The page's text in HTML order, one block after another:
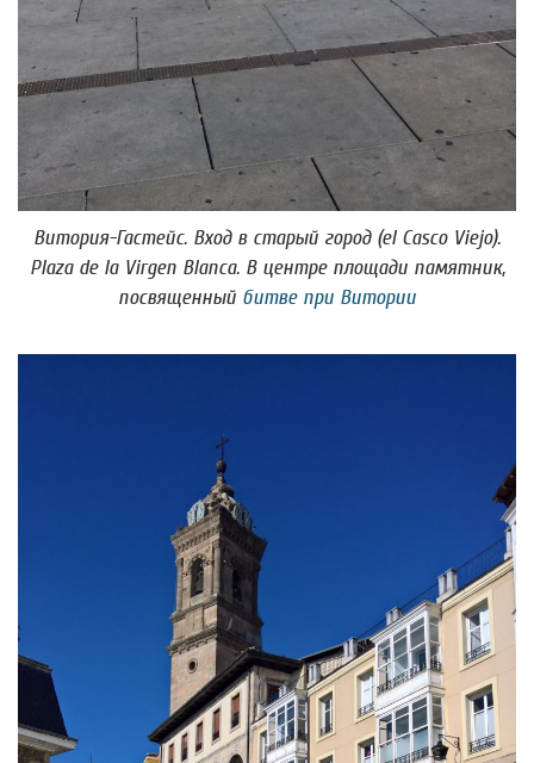
Витория-Гастейс. Вход в старый город (el Casco Viejo).
Plaza de la Virgen Blanca. В центре площади памятник,
посвященный битве при Витории​​​​​